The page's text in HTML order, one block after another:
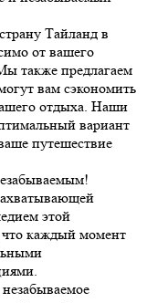
Тайланд в
от вашего
также предлагаем
вам сэкономить
отдыха. Наши
вариант
путешествие
этой
каждый момент